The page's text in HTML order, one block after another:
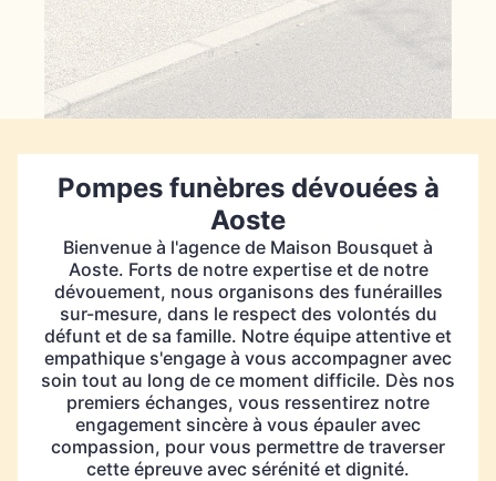
Pompes funèbres dévouées à
Aoste
Bienvenue à l'agence de Maison Bousquet à
Aoste. Forts de notre expertise et de notre
dévouement, nous organisons des funérailles
sur-mesure, dans le respect des volontés du
défunt et de sa famille. Notre équipe attentive et
empathique s'engage à vous accompagner avec
soin tout au long de ce moment difficile. Dès nos
premiers échanges, vous ressentirez notre
engagement sincère à vous épauler avec
compassion, pour vous permettre de traverser
cette épreuve avec sérénité et dignité.